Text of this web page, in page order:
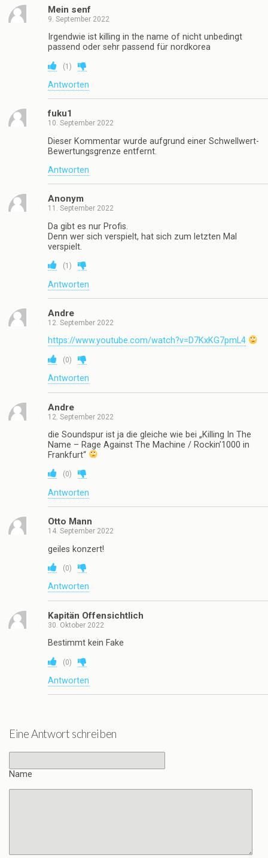
Mein senf
9. September 2022
Irgendwie ist killing in the name of nicht unbedingt
passend oder sehr passend für nordkorea
(1 )
Antworten
fuku1
10. September 2022
Dieser Kommentar wurde aufgrund einer Schwellwert-
Bewertungsgrenze entfernt.
Antworten
Anonym
11. September 2022
Da gibt es nur Profis.
Denn wer sich verspielt, hat sich zum letzten Mal
verspielt.
(1 )
Antworten
Andre
12. September 2022
https://www.youtube.com/watch?v=D7KxKG7pmL4
(0)
Antworten
Andre
12. September 2022
die Soundspur ist ja die gleiche wie bei „Killing In The
Name – Rage Against The Machine / Rockin’1000 in
Frankfurt“
(0)
Antworten
Otto Mann
14. September 2022
geiles konzert!
(0)
Antworten
Kapitän Offensichtlich
30. Oktober 2022
Bestimmt kein Fake
(0)
Antworten
Eine Antwort schreiben
Name